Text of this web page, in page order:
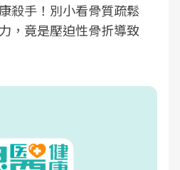
殺手！別小看骨質疏鬆
，竟是壓迫性骨折導致